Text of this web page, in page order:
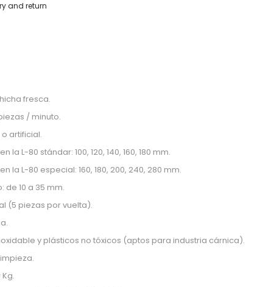
and return
fresca.
/ minuto.
artificial.
la L-80 stándar: 100, 120, 140, 160, 180 mm.
la L-80 especial: 160, 180, 200, 240, 280 mm.
de 10 a 35 mm.
(5 piezas por vuelta).
y plásticos no tóxicos (aptos para industria cárnica).